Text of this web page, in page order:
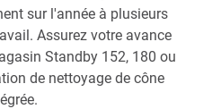
sur l'année à plusieurs
Assurez votre avance
Standby 152, 180 ou
de nettoyage de cône